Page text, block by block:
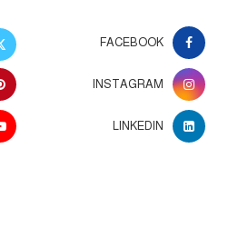
FACEBOOK
INSTAGRAM
LINKEDIN